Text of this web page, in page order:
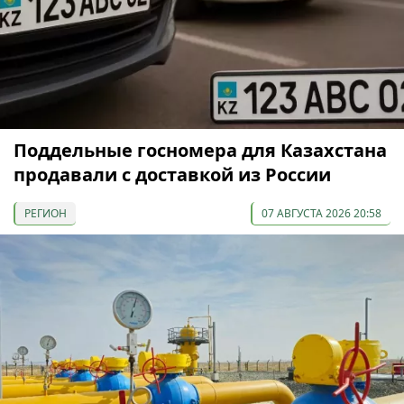
Поддельные госномера для Казахстана
продавали с доставкой из России
РЕГИОН 07 АВГУСТА 2026 20:58